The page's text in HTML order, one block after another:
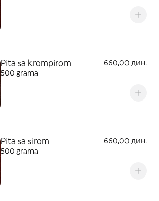
Pita sa krompirom
660,00 дин.
500 grama
Pita sa sirom
660,00 дин.
500 grama